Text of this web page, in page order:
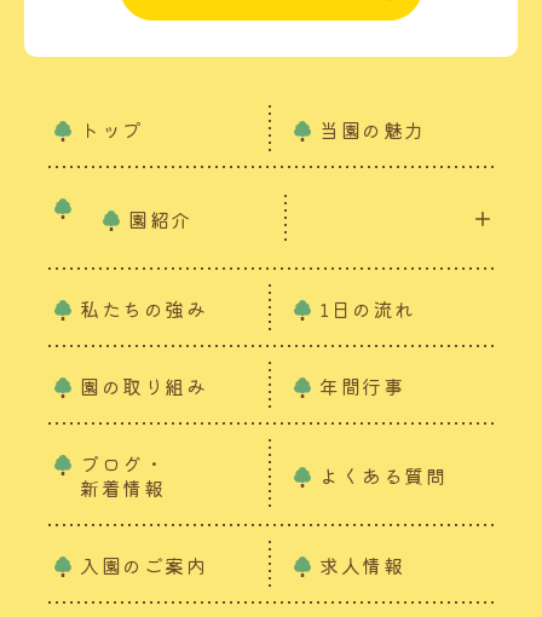
トップ 当園の魅力
園紹介
私たちの強み 1日の流れ
園の取り組み 年間行事
ブログ・
新着情報
よくある質問
入園のご案内 求人情報